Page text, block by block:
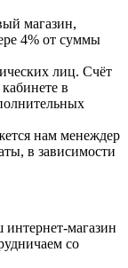
магазин,
4% от суммы
лиц. Счёт
в
нам менеждер
в зависимости
магазин
со